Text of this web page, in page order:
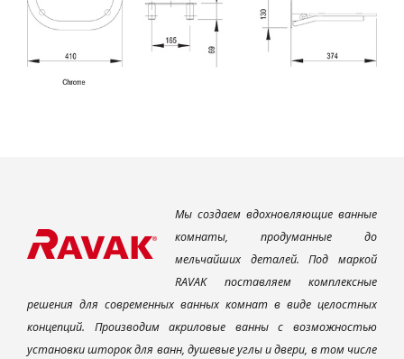
Мы создаем вдохновляющие ванные
комнаты, продуманные до
мельчайших деталей. Под маркой
RAVAK поставляем комплексные
решения для современных ванных комнат в виде целостных
концепций. Производим акриловые ванны с возможностью
установки шторок для ванн, душевые углы и двери, в том числе